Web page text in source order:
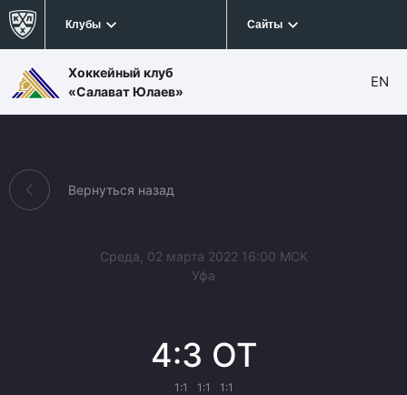
Клубы Сайты
Хоккейный клуб
«Салават Юлаев»
EN
Вернуться назад
Среда, 02 марта 2022 16:00 МСК
Уфа
4:3 ОТ
1:1 1:1 1:1